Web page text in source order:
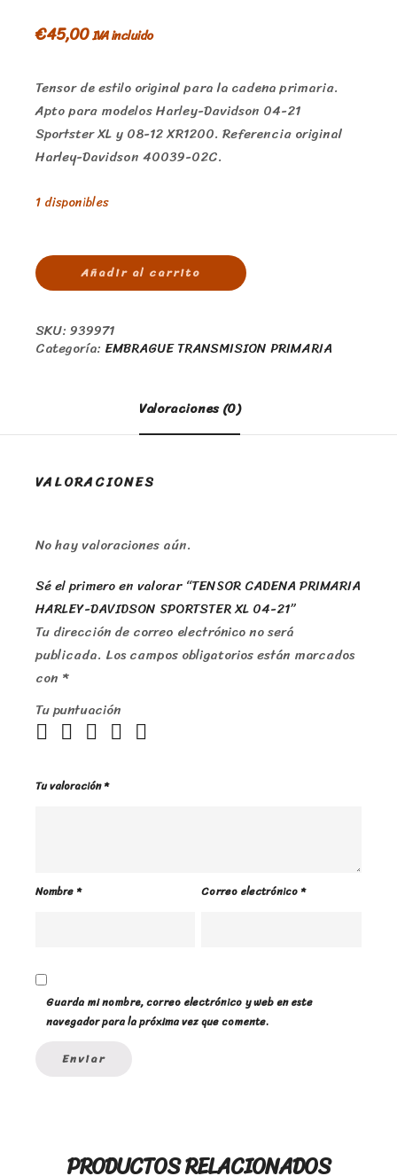
€45,00IVA incluido
Tensor de estilo original para la cadena primaria.
Apto para modelos Harley-Davidson 04-21
Sportster XL y 08-12 XR1200. Referencia original
Harley-Davidson 40039-02C.
1 disponibles
Añadir al carrito
SKU:939971
Categoría: EMBRAGUE TRANSMISION PRIMARIA
Valoraciones (0)
VALORACIONES
No hay valoraciones aún.
Sé el primero en valorar “TENSOR CADENA PRIMARIA
HARLEY-DAVIDSON SPORTSTER XL 04-21”
Tu dirección de correo electrónico no será
publicada. Los campos obligatorios están marcados
con *
Tu puntuación
Tu valoración*
Nombre* Correo electrónico*
Guarda mi nombre, correo electrónico y web en este
navegador para la próxima vez que comente.
PRODUCTOS RELACIONADOS